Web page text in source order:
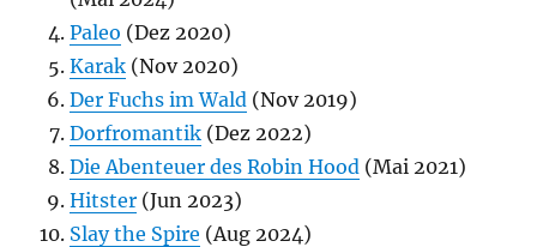
Paleo (Dez 2020)
Karak (Nov 2020)
Der Fuchs im Wald (Nov 2019)
Dorfromantik (Dez 2022)
Die Abenteuer des Robin Hood (Mai 2021)
Hitster (Jun 2023)
Slay the Spire (Aug 2024)